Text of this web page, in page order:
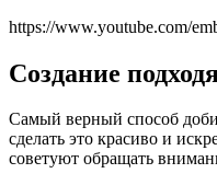
https://www.youtube.com/
Создание
Самый верный способ
сделать это красиво и
советуют обращать